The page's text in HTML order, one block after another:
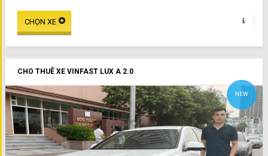
CHO THUÊ XE VINFAST LUX A 2.0
NEW